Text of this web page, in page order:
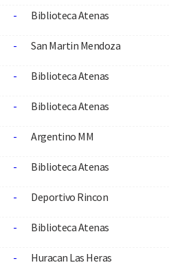
- Biblioteca Atenas
- San Martin Mendoza
- Biblioteca Atenas
- Biblioteca Atenas
- Argentino MM
- Biblioteca Atenas
- Deportivo Rincon
- Biblioteca Atenas
- Huracan Las Heras